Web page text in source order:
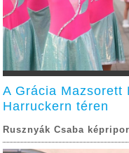
A Grácia Mazsorett
Harruckern téren
Rusznyák Csaba